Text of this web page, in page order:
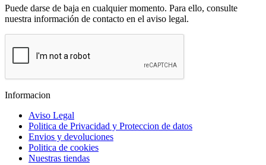
Puede darse de baja en cualquier momento. Para ello, consulte
nuestra información de contacto en el aviso legal.
Informacion
Aviso Legal
Politica de Privacidad y Proteccion de datos
Envios y devoluciones
Politica de cookies
Nuestras tiendas